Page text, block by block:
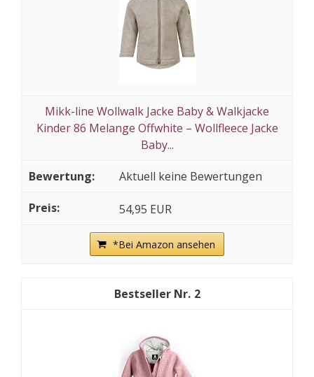
Mikk-line Wollwalk Jacke Baby & Walkjacke
Kinder 86 Melange Offwhite – Wollfleece Jacke
Baby...
Aktuell keine Bewertungen
54,95 EUR
*Bei Amazon ansehen
2